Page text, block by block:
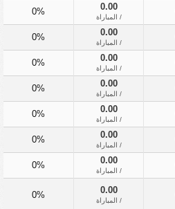
0.00
/ المباراة
0%
0.00
/ المباراة
0%
0.00
/ المباراة
0%
0.00
/ المباراة
0%
0.00
/ المباراة
0%
0.00
/ المباراة
0%
0.00
/ المباراة
0%
0.00
/ المباراة
0%